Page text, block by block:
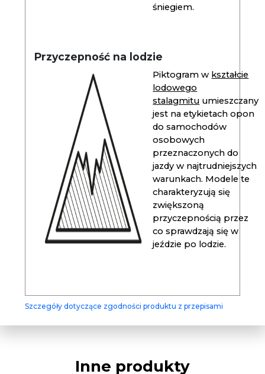
śniegiem.
Przyczepność na lodzie
Piktogram w kształcie
lodowego
stalagmitu umieszczany
jest na etykietach opon
do samochodów
osobowych
przeznaczonych do
jazdy w najtrudniejszych
warunkach. Modele te
charakteryzują się
zwiększoną
przyczepnością przez
co sprawdzają się w
jeździe po lodzie.
Szczegóły dotyczące zgodności produktu z przepisami
Inne produkty